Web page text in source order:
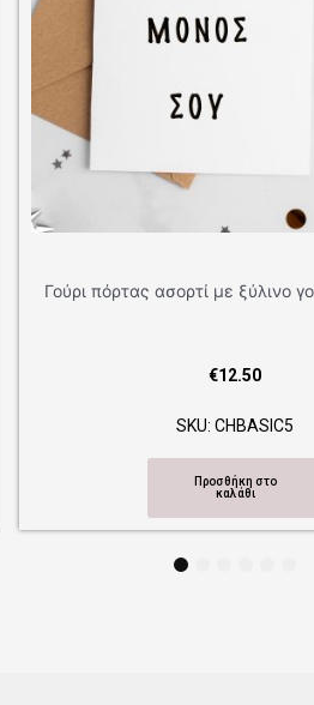
Γούρι πόρτας ασορτί με
€12.50
SKU:
Προσθήκη στο
καλάθι
4